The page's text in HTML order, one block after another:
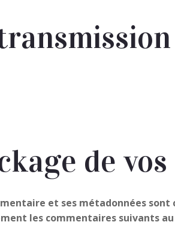
de
et ses métadonnées
les commentaires suivants